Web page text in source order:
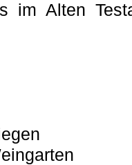
im Alten